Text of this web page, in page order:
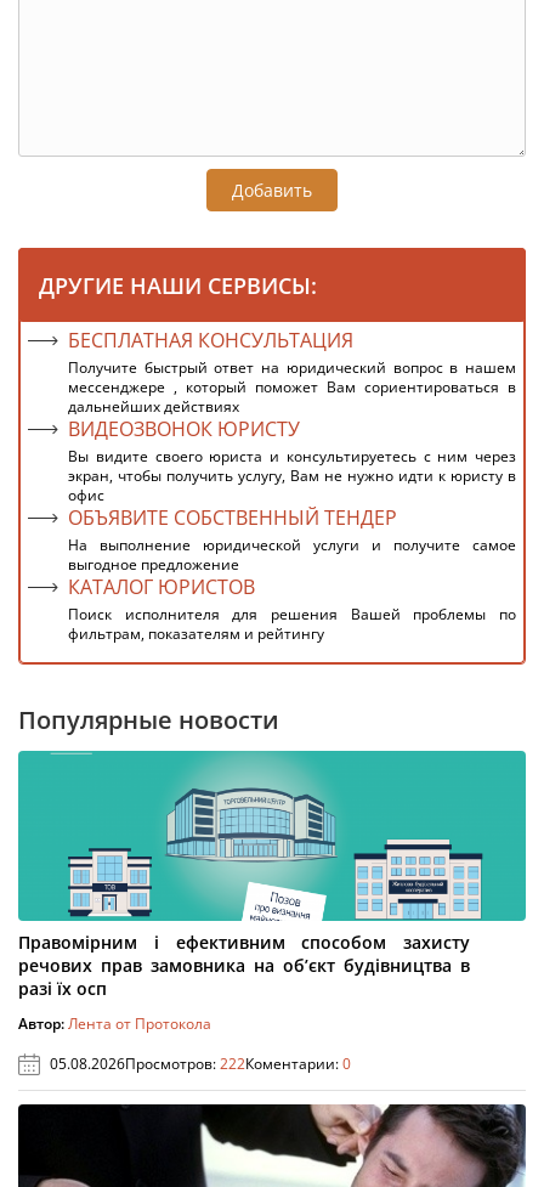
Добавить
ДРУГИЕ НАШИ СЕРВИСЫ:
БЕСПЛАТНАЯ КОНСУЛЬТАЦИЯ
Получите быстрый ответ на юридический вопрос в нашем
мессенджере , который поможет Вам сориентироваться в
дальнейших действиях
ВИДЕОЗВОНОК ЮРИСТУ
Вы видите своего юриста и консультируетесь с ним через
экран, чтобы получить услугу, Вам не нужно идти к юристу в
офис
ОБЪЯВИТЕ СОБСТВЕННЫЙ ТЕНДЕР
На выполнение юридической услуги и получите самое
выгодное предложение
КАТАЛОГ ЮРИСТОВ
Поиск исполнителя для решения Вашей проблемы по
фильтрам, показателям и рейтингу
Популярные новости
Правомірним і ефективним способом захисту
речових прав замовника на об’єкт будівництва в
разі їх осп
Автор:Лента от Протокола
05.08.2026Просмотров:222Коментарии:0